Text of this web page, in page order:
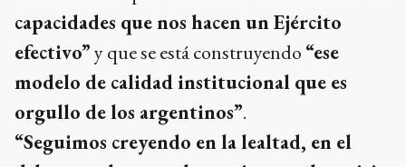
capacidades que nos hacen un Ejército
efectivo”y que se está construyendo “ese
modelo de calidad institucional que es
orgullo de los argentinos”.
“Seguimos creyendo en la lealtad, en el